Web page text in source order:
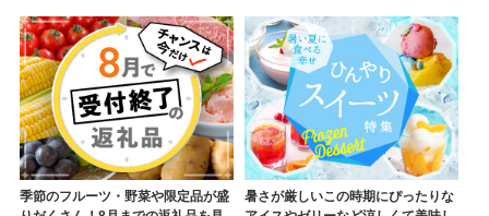
季節のフルーツ・野菜や限定品が盛
暑さが厳しいこの時期にぴったりな